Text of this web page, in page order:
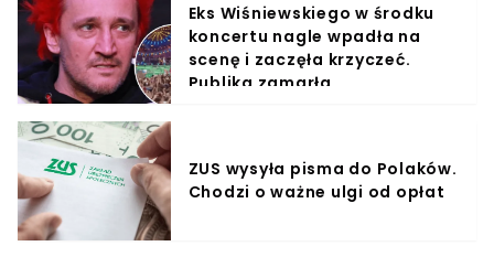
Eks Wiśniewskiego w środku
koncertu nagle wpadła na
scenę i zaczęła krzyczeć.
Publika zamarła
ZUS wysyła pisma do Polaków.
Chodzi o ważne ulgi od opłat